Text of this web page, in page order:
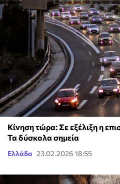
Κίνηση τώρα: Σε εξέλιξη η
Τα δύσκολα σημεία
Ελλάδα 23.02.2026 18:55